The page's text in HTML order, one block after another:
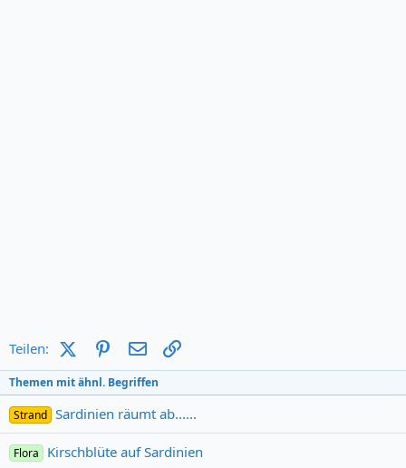
Teilen: X (Twitter)PinterestE-Mail
Themen mit ähnl. Begriffen
Strand Sardinien räumt ab......
Flora Kirschblüte auf Sardinien